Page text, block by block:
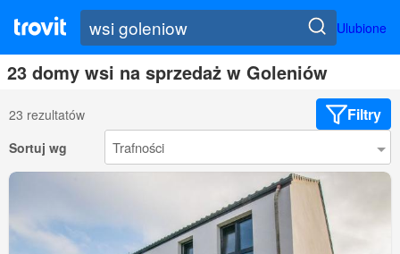
Ulubione
23 domy wsi na sprzedaż w Goleniów
23 rezultatów Filtry
Sortuj wg